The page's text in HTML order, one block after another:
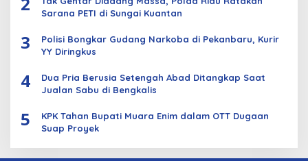
Sarana PETI di Sungai Kuantan
3
Polisi Bongkar Gudang Narkoba di Pekanbaru, Kurir
YY Diringkus
4
Dua Pria Berusia Setengah Abad Ditangkap Saat
Jualan Sabu di Bengkalis
5
KPK Tahan Bupati Muara Enim dalam OTT Dugaan
Suap Proyek